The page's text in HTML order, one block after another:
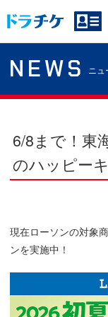
NEWS ニュ
6/8まで！東
のハッピー
現在ローソンの対象
ンを実施中！